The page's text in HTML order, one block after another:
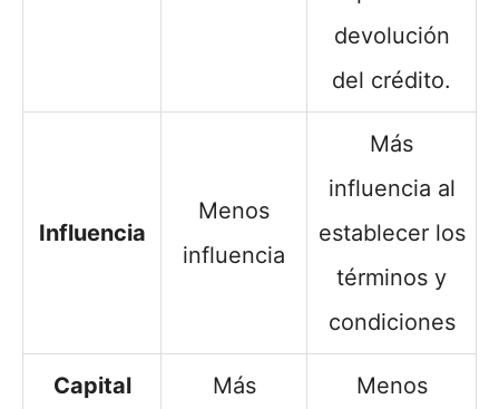
devolución
del crédito.
Influencia
Menos
influencia
Más
influencia al
establecer los
términos y
condiciones
Capital Más Menos